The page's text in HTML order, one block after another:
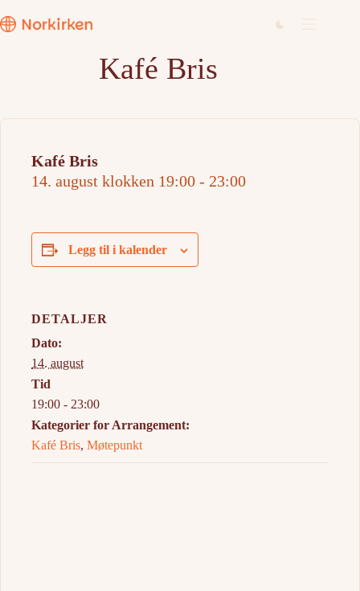
til
innholdet
Kafé Bris
Kafé Bris
14. august klokken 19:00 - 23:00
Legg til i kalender
DETALJER
Dato:
14. august
Tid
19:00 - 23:00
Kategorier for Arrangement:
Kafé Bris,Møtepunkt